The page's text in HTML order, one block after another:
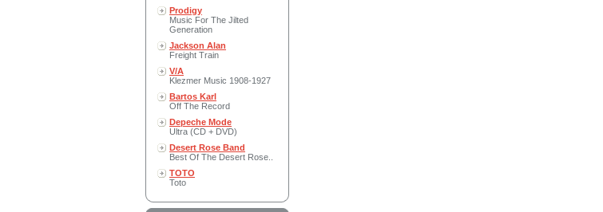
Prodigy
Music For The Jilted
Generation
Jackson Alan
Freight Train
V/A
Klezmer Music 1908-1927
Bartos Karl
Off The Record
Depeche Mode
Ultra (CD + DVD)
Desert Rose Band
Best Of The Desert Rose..
TOTO
Toto